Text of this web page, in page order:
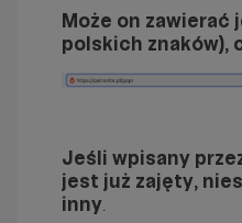
Może on zawierać
polskich znaków),
Jeśli wpisany
jest już zajęty,
inny